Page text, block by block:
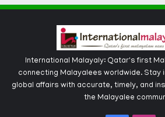
International Malayaly: Qatar's first
connecting Malayalees worldwide. Stay
global affairs with accurate, timely, and
the Malayalee